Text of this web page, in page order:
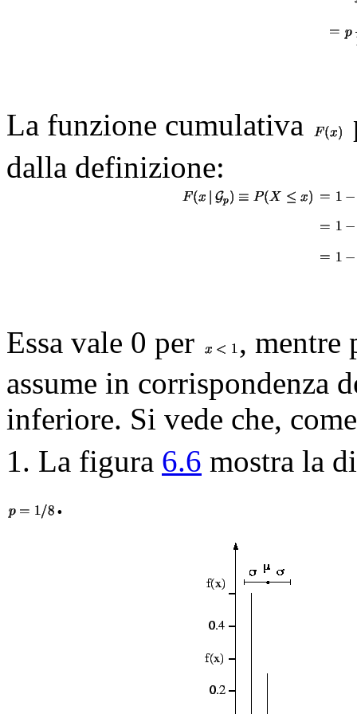
La funzione cumulativa
dalla definizione:
Essa vale 0 per
, mentre
assume in corrispondenza
inferiore. Si vede che,
1. La figura 6.6 mostra la
.